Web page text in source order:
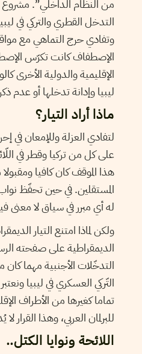
من النظام الداخلي”. مشروع
التدخل القطري والتركي في
وتفادي حرج التماهي مع
الإصطفاف كانت تكرّس
الإقليمية والدولية الأخرى
ليبيا وإدانة تدخلها أو عدم
ماذا أراد التيار؟
لتفادي العزلة وللإمعان في
على كل من تركيا وقطر في
هذا الموقف كان كافيا
المستقلين. في حين تحفّظ
له أي مبرر في سياق لا معنى
ولكن لماذا امتنع التيار
الديمقراطية على صفحته
التدخّلات الأجنبية مهما
التّركي العسكري في ليبيا
تماما كغيرها من الأطراف
للبرلمان العربي، وهذا القرار
اللائحة ونوايا الكتل..